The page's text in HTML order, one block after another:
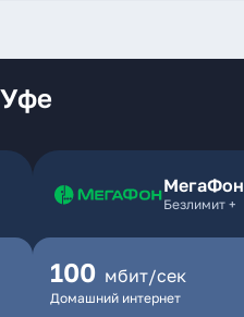
МегаФон
Безлимит +
100 мбит/сек
Домашний интернет